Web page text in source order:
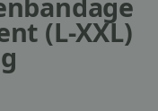
(L-XXL)